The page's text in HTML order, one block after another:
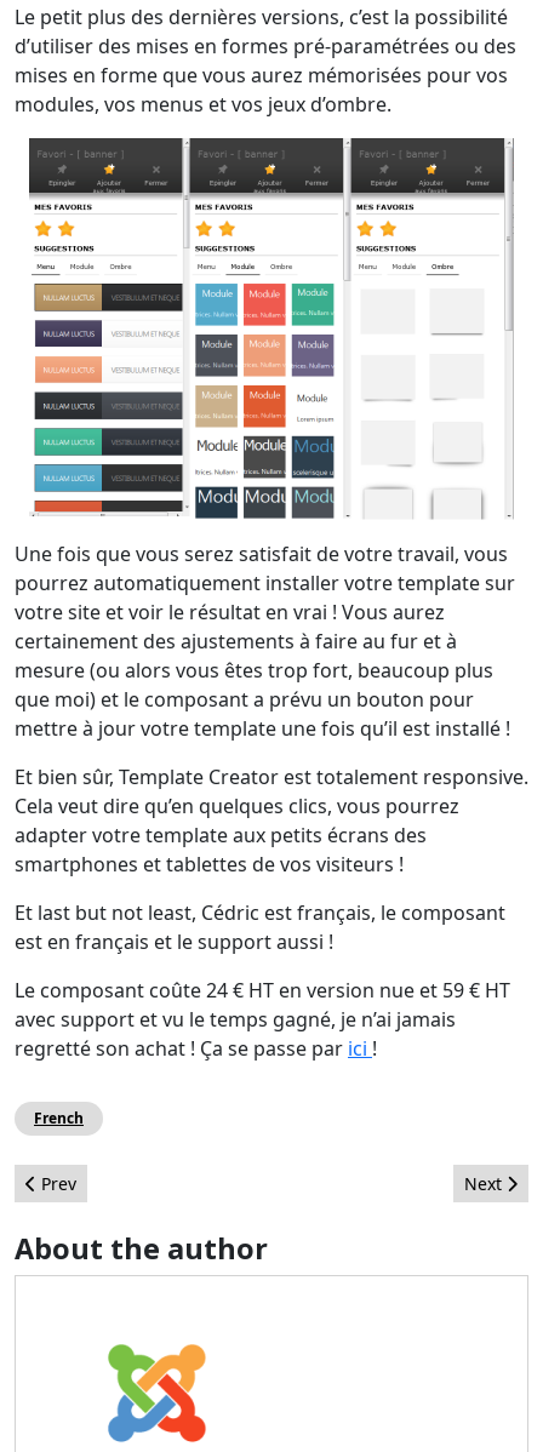
Le petit plus des dernières versions, c’est la possibilité
d’utiliser des mises en formes pré-paramétrées ou des
mises en forme que vous aurez mémorisées pour vos
modules, vos menus et vos jeux d’ombre.
Une fois que vous serez satisfait de votre travail, vous
pourrez automatiquement installer votre template sur
votre site et voir le résultat en vrai ! Vous aurez
certainement des ajustements à faire au fur et à
mesure (ou alors vous êtes trop fort, beaucoup plus
que moi) et le composant a prévu un bouton pour
mettre à jour votre template une fois qu’il est installé !
Et bien sûr, Template Creator est totalement responsive.
Cela veut dire qu’en quelques clics, vous pourrez
adapter votre template aux petits écrans des
smartphones et tablettes de vos visiteurs !
Et last but not least, Cédric est français, le composant
est en français et le support aussi !
Le composant coûte 24 € HT en version nue et 59 € HT
avec support et vu le temps gagné, je n’ai jamais
regretté son achat ! Ça se passe par ici !
French
Previous article: En attendant Joomla! 3.5
Prev Next
Next
About the author